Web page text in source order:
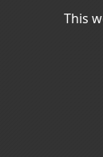
This